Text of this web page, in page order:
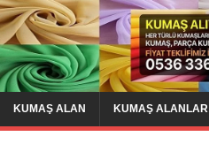
KUMAŞ ALAN KUMAŞ ALANLAR